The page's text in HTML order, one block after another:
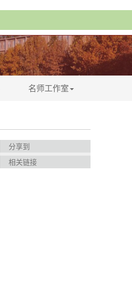
名师工作室
分享到
相关链接